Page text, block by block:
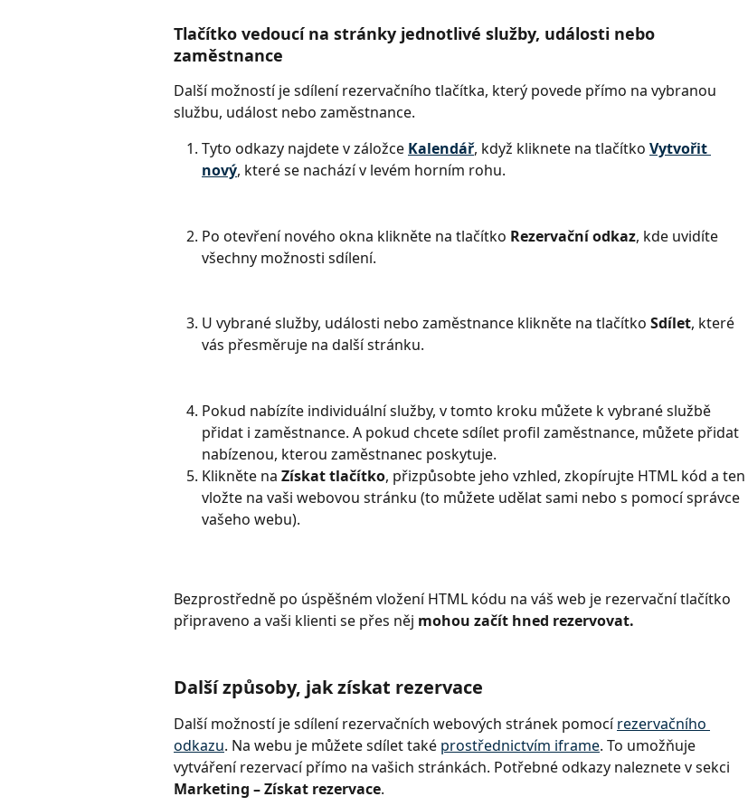
Tlačítko vedoucí na stránky jednotlivé služby, události nebo
zaměstnance
Další možností je sdílení rezervačního tlačítka, který povede přímo na vybranou
službu, událost nebo zaměstnance.
Tyto odkazy najdete v záložce Kalendář, když kliknete na tlačítko Vytvořit
nový, které se nachází v levém horním rohu.
Po otevření nového okna klikněte na tlačítko Rezervační odkaz, kde uvidíte
všechny možnosti sdílení.
U vybrané služby, události nebo zaměstnance klikněte na tlačítko Sdílet, které
vás přesměruje na další stránku.
Pokud nabízíte individuální služby, v tomto kroku můžete k vybrané službě
přidat i zaměstnance. A pokud chcete sdílet profil zaměstnance, můžete přidat
nabízenou, kterou zaměstnanec poskytuje.
Klikněte na Získat tlačítko, přizpůsobte jeho vzhled, zkopírujte HTML kód a ten
vložte na vaši webovou stránku (to můžete udělat sami nebo s pomocí správce
vašeho webu).
Bezprostředně po úspěšném vložení HTML kódu na váš web je rezervační tlačítko
připraveno a vaši klienti se přes něj mohou začít hned rezervovat.
Další způsoby, jak získat rezervace
Další možností je sdílení rezervačních webových stránek pomocí rezervačního
odkazu. Na webu je můžete sdílet také prostřednictvím iframe. To umožňuje
vytváření rezervací přímo na vašich stránkách. Potřebné odkazy naleznete v sekci
Marketing – Získat rezervace.